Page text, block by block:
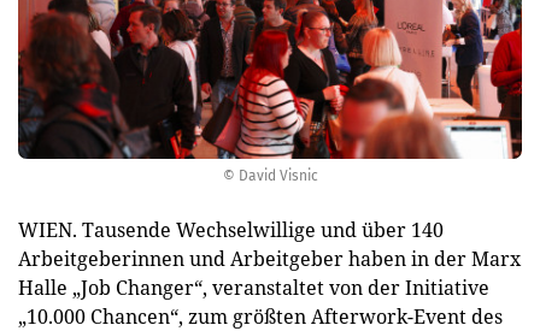
© David Visnic
WIEN. Tausende Wechselwillige und über 140
Arbeitgeberinnen und Arbeitgeber haben in der Marx
Halle „Job Changer“, veranstaltet von der Initiative
„10.000 Chancen“, zum größten Afterwork-Event des